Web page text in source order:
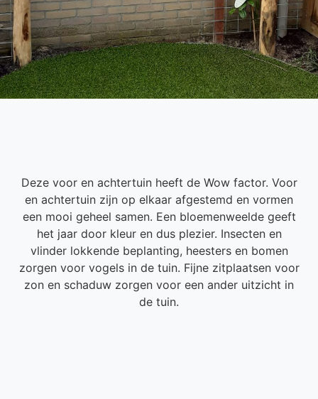
Deze voor en achtertuin heeft de Wow factor. Voor
en achtertuin zijn op elkaar afgestemd en vormen
een mooi geheel samen. Een bloemenweelde geeft
het jaar door kleur en dus plezier. Insecten en
vlinder lokkende beplanting, heesters en bomen
zorgen voor vogels in de tuin. Fijne zitplaatsen voor
zon en schaduw zorgen voor een ander uitzicht in
de tuin.